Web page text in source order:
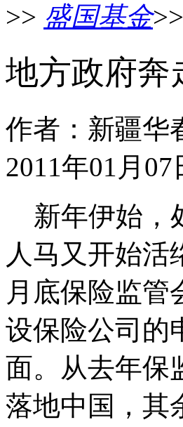
>> 盛国基金>>
地方政府奔
作者：新疆华
2011年01月07
新年伊始，
人马又开始活
月底保险监管
设保险公司的
面。从去年保
落地中国，其